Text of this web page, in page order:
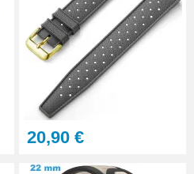
20,90 €